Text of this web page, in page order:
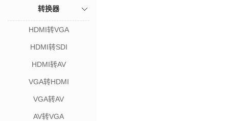
转换器
HDMI转VGA
HDMI转SDI
HDMI转AV
VGA转HDMI
VGA转AV
AV转VGA